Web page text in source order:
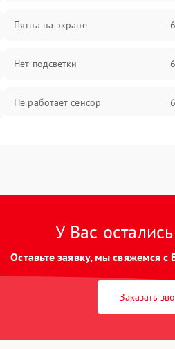
Пятна на экране
Нет подсветки
Не работает сенсор
У Вас
Оставьте заявку, мы свяжемся
Заказать